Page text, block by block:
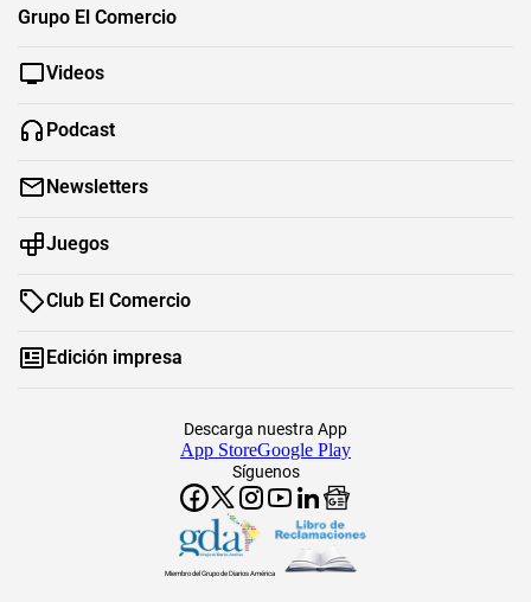
Grupo El Comercio
Videos
Podcast
Newsletters
Juegos
Club El Comercio
Edición impresa
Síguenos
Descarga nuestra App
App StoreGoogle Play
Miembro del Grupo de Diarios América